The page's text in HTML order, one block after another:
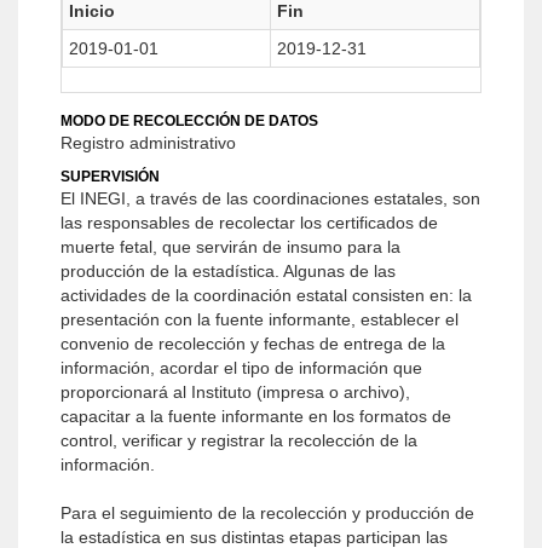
Inicio
Fin
2019-01-01
2019-12-31
MODO DE RECOLECCIÓN DE DATOS
Registro administrativo
SUPERVISIÓN
El INEGI, a través de las coordinaciones estatales, son
las responsables de recolectar los certificados de
muerte fetal, que servirán de insumo para la
producción de la estadística. Algunas de las
actividades de la coordinación estatal consisten en: la
presentación con la fuente informante, establecer el
convenio de recolección y fechas de entrega de la
información, acordar el tipo de información que
proporcionará al Instituto (impresa o archivo),
capacitar a la fuente informante en los formatos de
control, verificar y registrar la recolección de la
información.
Para el seguimiento de la recolección y producción de
la estadística en sus distintas etapas participan las